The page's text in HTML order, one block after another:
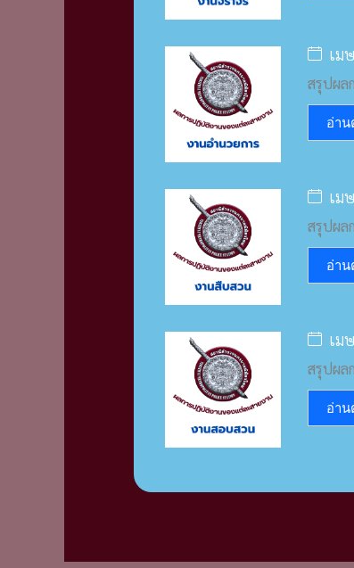
เม
สรุปผล
อ่าน
เม
สรุปผล
อ่าน
เม
สรุปผล
อ่าน